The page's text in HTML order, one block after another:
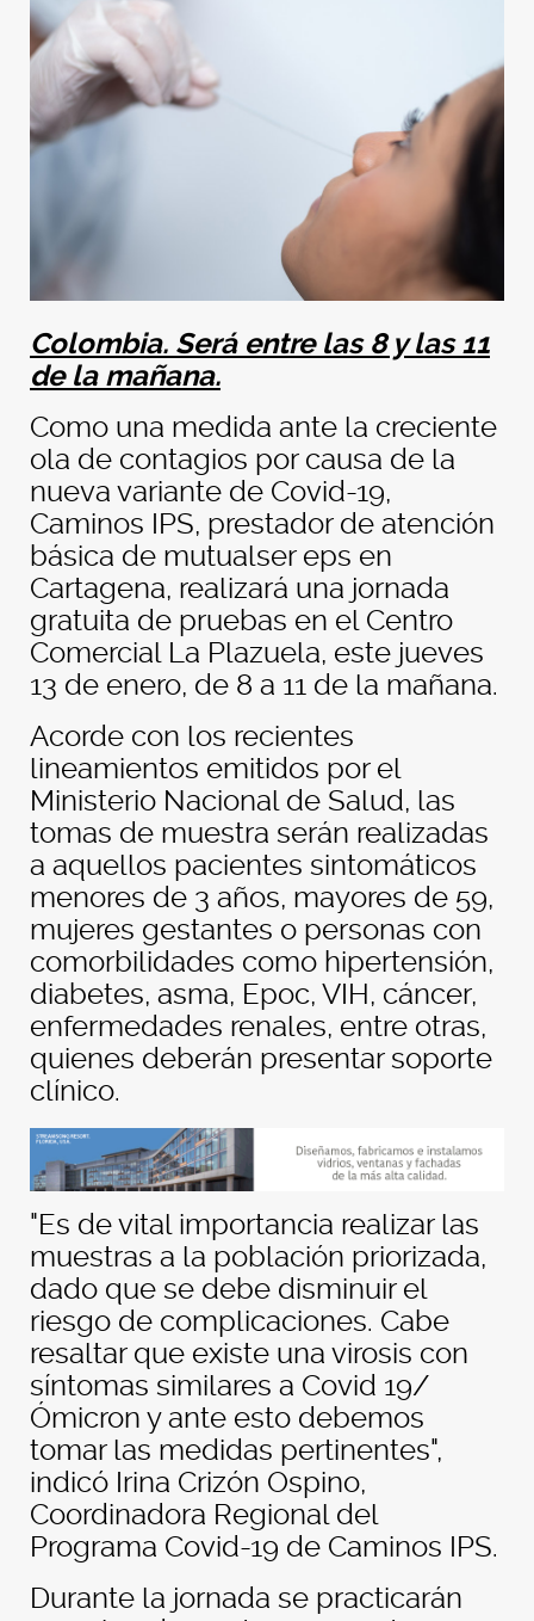
Colombia. Será entre las 8 y las 11
de la mañana.
Como una medida ante la creciente
ola de contagios por causa de la
nueva variante de Covid-19,
Caminos IPS, prestador de atención
básica de mutualser eps en
Cartagena, realizará una jornada
gratuita de pruebas en el Centro
Comercial La Plazuela, este jueves
13 de enero, de 8 a 11 de la mañana.
Acorde con los recientes
lineamientos emitidos por el
Ministerio Nacional de Salud, las
tomas de muestra serán realizadas
a aquellos pacientes sintomáticos
menores de 3 años, mayores de 59,
mujeres gestantes o personas con
comorbilidades como hipertensión,
diabetes, asma, Epoc, VIH, cáncer,
enfermedades renales, entre otras,
quienes deberán presentar soporte
clínico.
"Es de vital importancia realizar las
muestras a la población priorizada,
dado que se debe disminuir el
riesgo de complicaciones. Cabe
resaltar que existe una virosis con
síntomas similares a Covid 19/
Ómicron y ante esto debemos
tomar las medidas pertinentes",
indicó Irina Crizón Ospino,
Coordinadora Regional del
Programa Covid-19 de Caminos IPS.
Durante la jornada se practicarán